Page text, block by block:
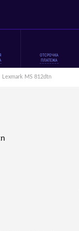
ОТСРОЧКА
ПЛАТЕЖА
Lexmark MS 812dtn